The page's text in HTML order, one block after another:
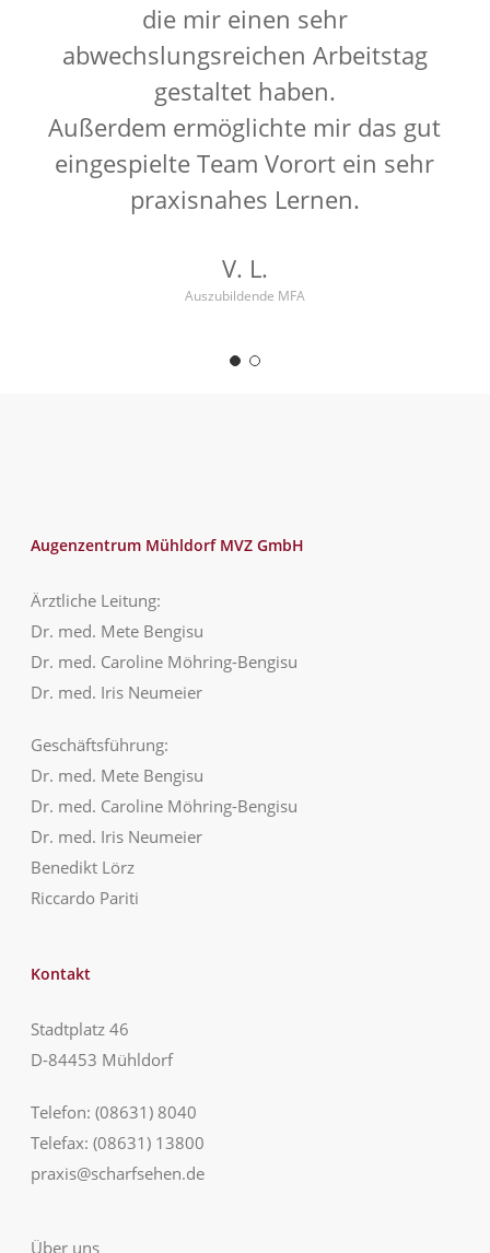
die mir einen sehr
abwechslungsreichen Arbeitstag
gestaltet haben.
Außerdem ermöglichte mir das gut
eingespielte Team Vorort ein sehr
praxisnahes Lernen.
V. L.
Auszubildende MFA
Augenzentrum Mühldorf MVZ GmbH
Ärztliche Leitung:
Dr. med. Mete Bengisu
Dr. med. Caroline Möhring-Bengisu
Dr. med. Iris Neumeier
Geschäftsführung:
Dr. med. Mete Bengisu
Dr. med. Caroline Möhring-Bengisu
Dr. med. Iris Neumeier
Benedikt Lörz
Riccardo Pariti
Kontakt
Stadtplatz 46
D-84453 Mühldorf
Telefon: (08631) 8040
Telefax: (08631) 13800
praxis@scharfsehen.de
Über uns